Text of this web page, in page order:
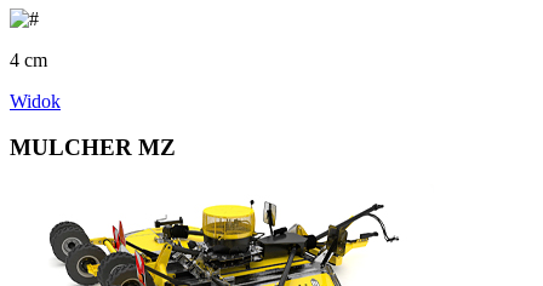
4 cm
Widok
MULCHER MZ